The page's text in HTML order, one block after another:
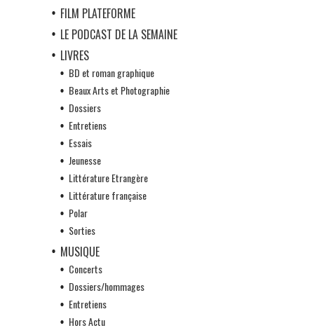
FILM PLATEFORME
LE PODCAST DE LA SEMAINE
LIVRES
BD et roman graphique
Beaux Arts et Photographie
Dossiers
Entretiens
Essais
Jeunesse
Littérature Etrangère
Littérature française
Polar
Sorties
MUSIQUE
Concerts
Dossiers/hommages
Entretiens
Hors Actu